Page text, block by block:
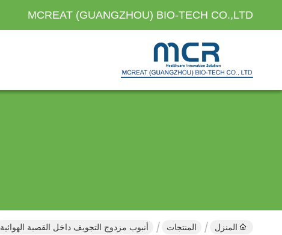
MCREAT (GUANGZHOU) BIO-TECH CO.,LTD
المنزل المنتجات أنبوب مزدوج التجويف داخل القصبة الهوائية